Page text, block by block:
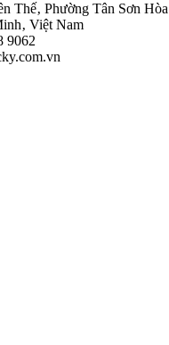
Thế‚ Phường Tân Sơn Hòa
Việt Nam
9062